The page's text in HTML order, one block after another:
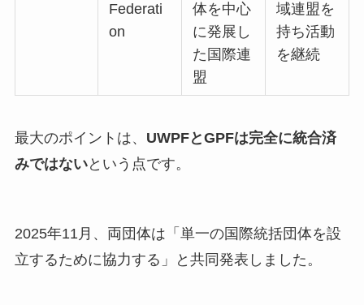
Federati
on
体を中心
に発展し
た国際連
盟
域連盟を
持ち活動
を継続
最大のポイントは、 UWPFとGPFは完全に統合済
みではないという点です。
2025年11月、両団体は「単一の国際統括団体を設
立するために協力する」と共同発表しました。